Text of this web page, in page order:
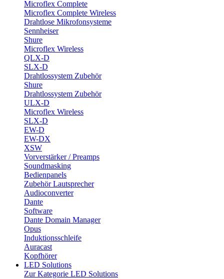
Microflex Complete
Microflex Complete Wireless
Drahtlose Mikrofonsysteme
Sennheiser
Shure
Microflex Wireless
QLX-D
SLX-D
Drahtlossystem Zubehör
Shure
Drahtlossystem Zubehör
ULX-D
Microflex Wireless
SLX-D
EW-D
EW-DX
XSW
Vorverstärker / Preamps
Soundmasking
Bedienpanels
Zubehör Lautsprecher
Audioconverter
Dante
Software
Dante Domain Manager
Opus
Induktionsschleife
Auracast
Kopfhörer
LED Solutions
Zur Kategorie LED Solutions